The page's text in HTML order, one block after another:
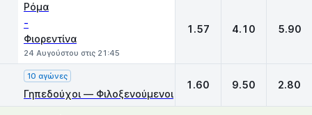
Ρόμα
-
Φιορεντίνα
24 Αυγούστου στις 21:45
1.57 4.10 5.90
10 αγώνες
Γηπεδούχοι — Φιλοξενούμενοι
1.60 9.50 2.80